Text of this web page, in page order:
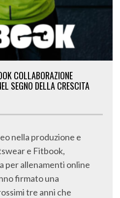
COLLABORAZIONE
SEGNO DELLA CRESCITA
nella produzione e
e Fitbook,
per allenamenti online
firmato una
tre anni che